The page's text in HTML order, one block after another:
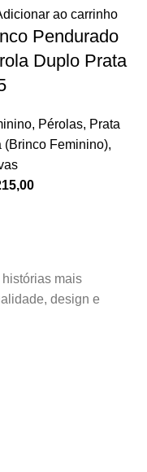
ao carrinho
Pendurado
Duplo Prata
, Pérolas, Prata
(Brinco Feminino),
mais
design e